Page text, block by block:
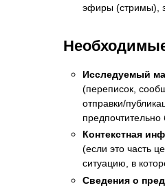
эфиры (стримы),
Исследуемый
(переписок,
отправки/
Контекстная
(если это часть
ситуацию, в
Сведения о